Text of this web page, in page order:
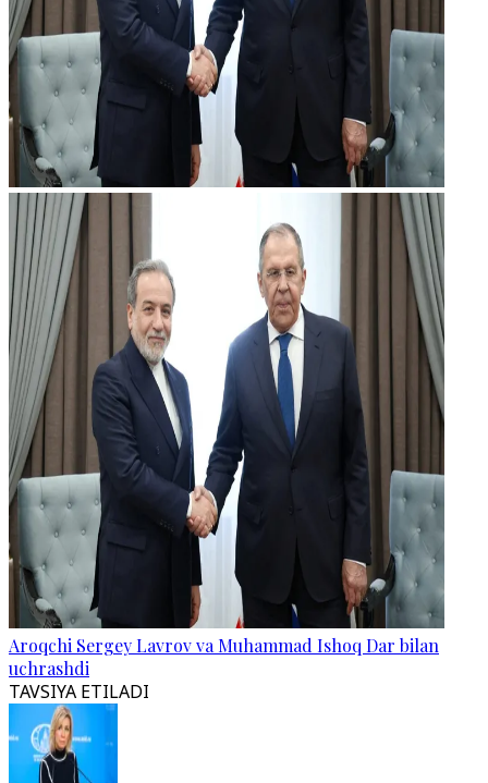
Aroqchi Sergey Lavrov va Muhammad Ishoq Dar bilan
uchrashdi
TAVSIYA ETILADI